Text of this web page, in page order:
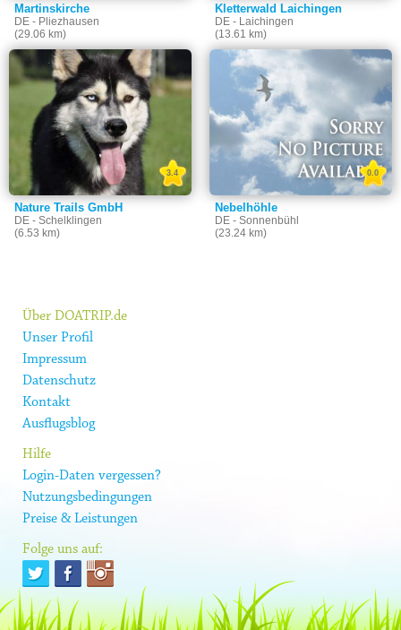
Martinskirche
DE - Pliezhausen
(29.06 km)
Kletterwald Laichingen
DE - Laichingen
(13.61 km)
Nature Trails GmbH
DE - Schelklingen
(6.53 km)
3.4
Nebelhöhle
DE - Sonnenbühl
(23.24 km)
0.0
Über DOATRIP.de
Unser Profil
Impressum
Datenschutz
Kontakt
Ausflugsblog
Hilfe
Login-Daten vergessen?
Nutzungsbedingungen
Preise & Leistungen
Folge uns auf: